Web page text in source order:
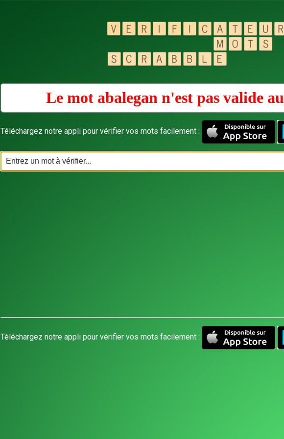
Le mot abalegan n'est pas valide au
Téléchargez notre appli pour vérifier vos mots facilement :
Téléchargez notre appli pour vérifier vos mots facilement :